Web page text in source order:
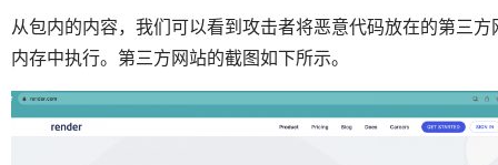
从包内的内容，我们可以看到攻击者将恶意代码放在的第三
内存中执行。第三方网站的截图如下所示。